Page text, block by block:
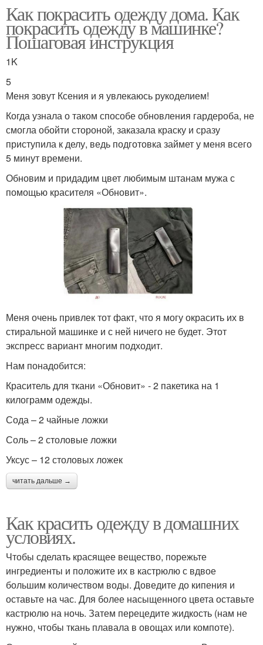
Как покрасить одежду дома. Как
покрасить одежду в машинке?
Пошаговая инструкция
1K
5
Меня зовут Ксения и я увлекаюсь рукоделием!
Когда узнала о таком способе обновления гардероба, не
смогла обойти стороной, заказала краску и сразу
приступила к делу, ведь подготовка займет у меня всего
5 минут времени.
Обновим и придадим цвет любимым штанам мужа с
помощью красителя «Обновит».
Меня очень привлек тот факт, что я могу окрасить их в
стиральной машинке и с ней ничего не будет. Этот
экспресс вариант многим подходит.
Нам понадобится:
Краситель для ткани «Обновит» - 2 пакетика на 1
килограмм одежды.
Сода – 2 чайные ложки
Соль – 2 столовые ложки
Уксус – 12 столовых ложек
читать дальше →
Как красить одежду в домашних
условиях.
Чтобы сделать красящее вещество, порежьте
ингредиенты и положите их в кастрюлю с вдвое
большим количеством воды. Доведите до кипения и
оставьте на час. Для более насыщенного цвета оставьте
кастрюлю на ночь. Затем перецедите жидкость (нам не
нужно, чтобы ткань плавала в овощах или компоте).